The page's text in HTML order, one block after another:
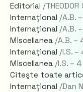
Editorial /
Internaţional /A.B. –
Internaţional /A.B. –
Miscellanea /A.B. –
Internaţional /I.S. –
Miscellanea /I.S. – 4
Citeşte toate
Internaţional /Dan